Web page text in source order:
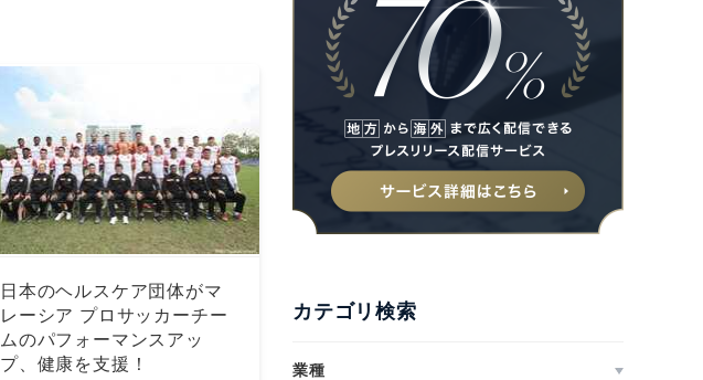
日本のヘルスケア団体がマ
レーシア プロサッカーチー
ムのパフォーマンスアッ
プ、健康を支援！
カテゴリ検索
業種